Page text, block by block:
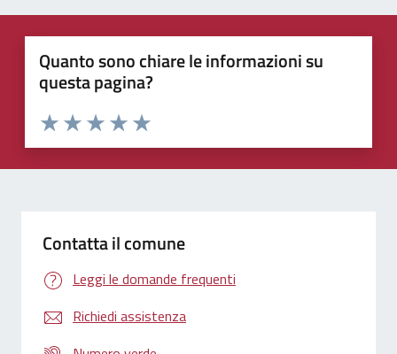
Quanto sono chiare le informazioni su
questa pagina?
Valuta 5 stelle su 5
Valuta 4 stelle su 5
Valuta 3 stelle su 5
Valuta 2 stelle su 5
Valuta 1 stelle su 5
Contatta il comune
Leggi le domande frequenti
Richiedi assistenza